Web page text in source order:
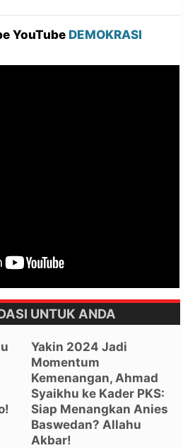
YouTube DEMOKRASI
UNTUK ANDA
Yakin 2024 Jadi
Momentum
Kemenangan, Ahmad
Syaikhu ke Kader PKS:
Siap Menangkan Anies
Baswedan? Allahu
Akbar!